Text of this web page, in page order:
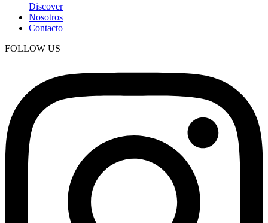
Discover
Nosotros
Contacto
FOLLOW US